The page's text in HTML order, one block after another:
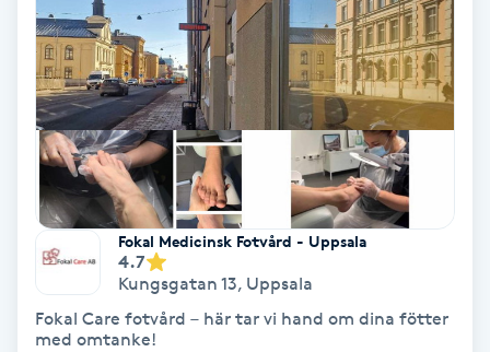
Plastikkirurgi
Powder brows
Power Yoga
PRP (Platelet Rich Plasma)
PRX-T33
Psoriasis
Fokal Medicinsk Fotvård - Uppsala
4.7
Kungsgatan 13, Uppsala
Fokal Care fotvård – här tar vi hand om dina fötter
med omtanke!